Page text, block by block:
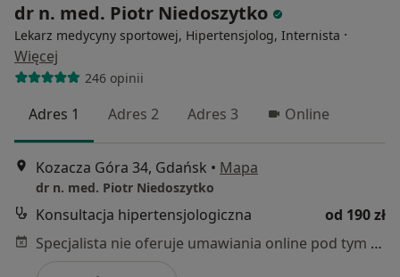
dr n. med. Piotr Niedoszytko
Lekarz medycyny sportowej, Hipertensjolog, Internista ·
Więcej
246 opinii
Adres 1 Adres 2 Adres 3 Online
Kozacza Góra 34, Gdańsk • Mapa
dr n. med. Piotr Niedoszytko
Konsultacja hipertensjologiczna
od 190 zł
Specjalista nie oferuje umawiania online pod tym adresem.